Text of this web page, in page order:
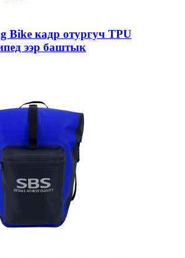
Bike кадр отургуч TPU
ээр баштык